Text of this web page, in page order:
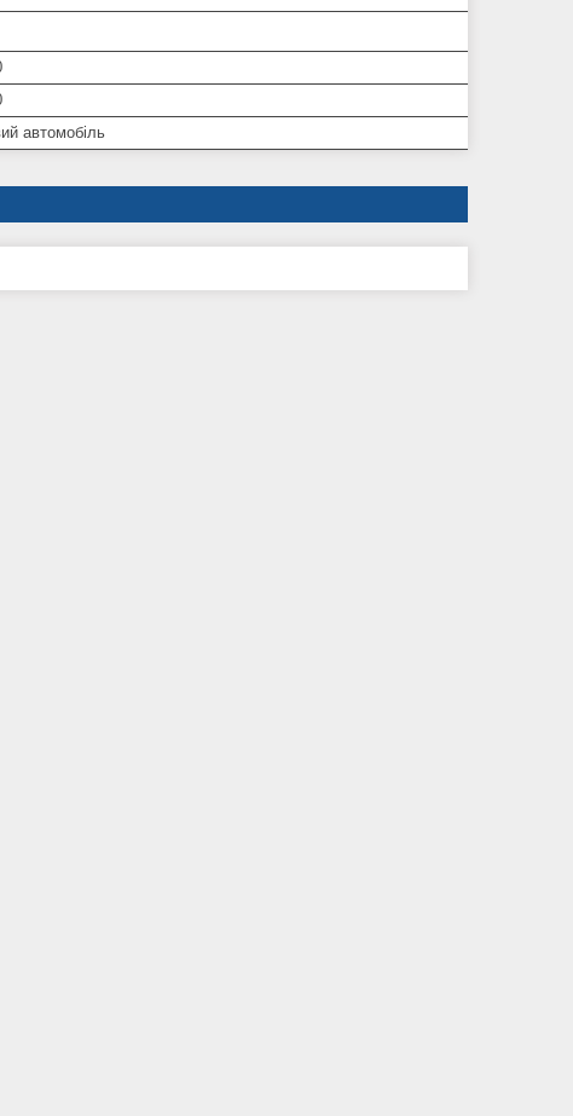
автомобіль